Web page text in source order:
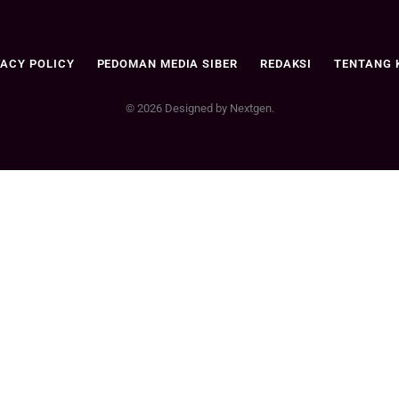
POLICY PEDOMAN MEDIA SIBER REDAKSI TENTANG
© 2026 Designed by Nextgen.